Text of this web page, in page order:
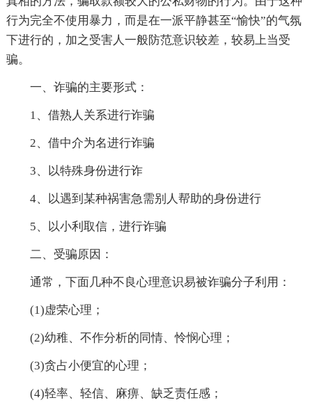
行为完全不使用暴力，而是在一派平静甚至“愉快”的气氛
下进行的，加之受害人一般防范意识较差，较易上当受
骗。
一、诈骗的主要形式：
1、借熟人关系进行诈骗
2、借中介为名进行诈骗
3、以特殊身份进行诈
4、以遇到某种祸害急需别人帮助的身份进行
5、以小利取信，进行诈骗
二、受骗原因：
通常，下面几种不良心理意识易被诈骗分子利用：
(1)虚荣心理；
(2)幼稚、不作分析的同情、怜悯心理；
(3)贪占小便宜的心理；
(4)轻率、轻信、麻痹、缺乏责任感；